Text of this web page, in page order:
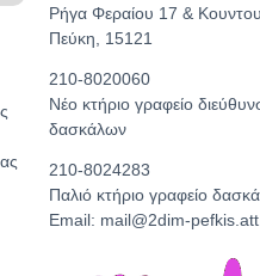
Ρήγα Φεραίου 17 &
Πεύκη, 15121
210-8020060
Νέο κτήριο γραφείο
δασκάλων
210-8024283
Παλιό κτήριο γραφείο
Email: mail@2dim-